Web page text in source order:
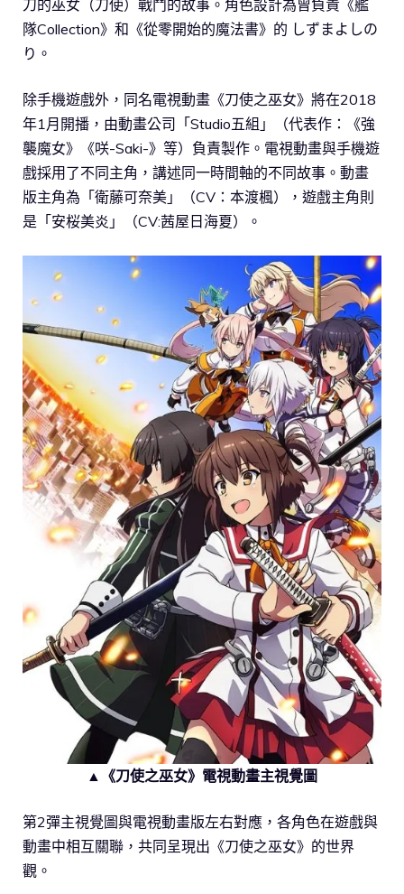
刀的巫女（刀使）戰鬥的故事。角色設計為曾負責《艦
隊Collection》和《從零開始的魔法書》的 しずまよしの
り。
除手機遊戲外，同名電視動畫《刀使之巫女》將在2018
年1月開播，由動畫公司「Studio五組」（代表作：《強
襲魔女》《咲-Saki-》等）負責製作。電視動畫與手機遊
戲採用了不同主角，講述同一時間軸的不同故事。動畫
版主角為「衛藤可奈美」（CV：本渡楓），遊戲主角則
是「安桜美炎」（CV:茜屋日海夏）。
▲《刀使之巫女》電視動畫主視覺圖
第2彈主視覺圖與電視動畫版左右對應，各角色在遊戲與
動畫中相互關聯，共同呈現出《刀使之巫女》的世界
觀。